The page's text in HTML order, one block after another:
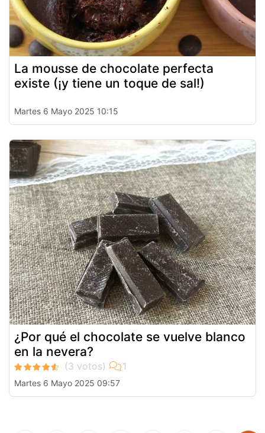
La mousse de chocolate perfecta
existe (¡y tiene un toque de sal!)
Martes 6 Mayo 2025 10:15
¿Por qué el chocolate se vuelve blanco
en la nevera?
Martes 6 Mayo 2025 09:57